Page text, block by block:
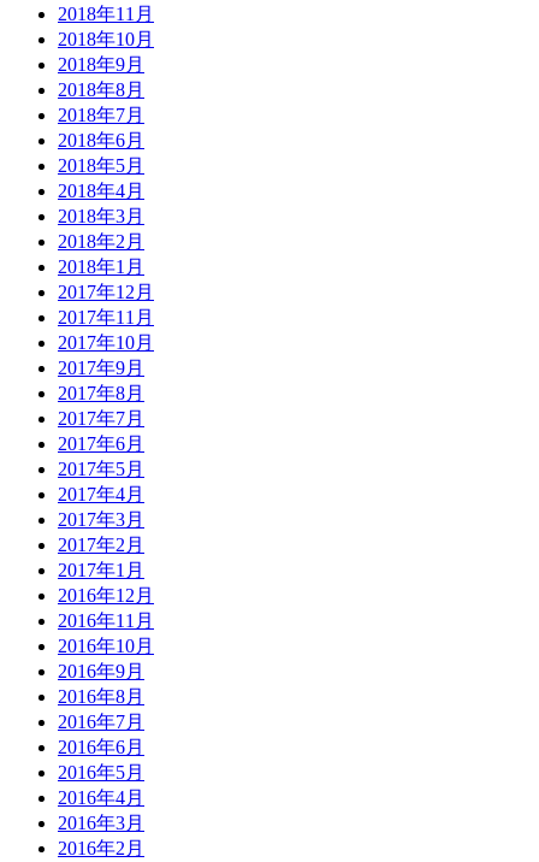
2018年11月
2018年10月
2018年9月
2018年8月
2018年7月
2018年6月
2018年5月
2018年4月
2018年3月
2018年2月
2018年1月
2017年12月
2017年11月
2017年10月
2017年9月
2017年8月
2017年7月
2017年6月
2017年5月
2017年4月
2017年3月
2017年2月
2017年1月
2016年12月
2016年11月
2016年10月
2016年9月
2016年8月
2016年7月
2016年6月
2016年5月
2016年4月
2016年3月
2016年2月